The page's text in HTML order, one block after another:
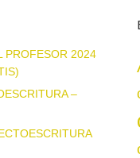
PROFESOR 2024
–